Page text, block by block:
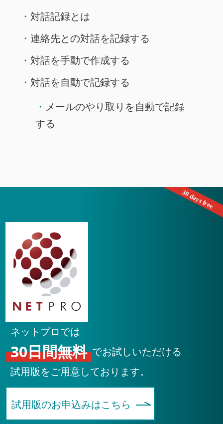
対話記録とは
連絡先との対話を記録する
対話を手動で作成する
対話を自動で記録する
メールのやり取りを自動で記録
する
ネットプロでは
30日間無料 でお試しいただける
試用版をご用意しております。
試用版のお申込みはこちら